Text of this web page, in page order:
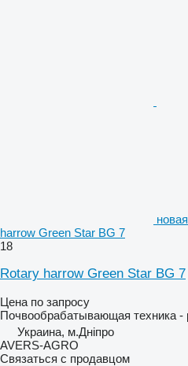
harrow Green Star BG 7
18
Rotary harrow Green Star BG 7
Цена по запросу
Почвообрабатывающая техника -
Украина, м.Дніпро
AVERS-AGRO
Связаться с продавцом